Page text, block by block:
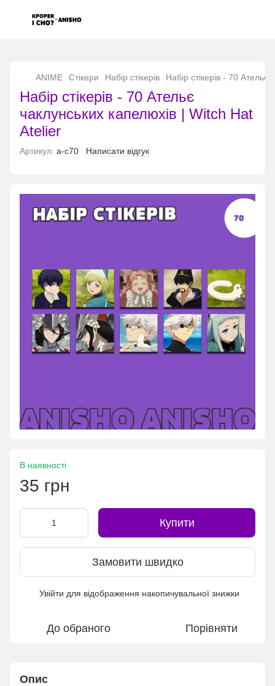
ANIME Стікери Набір стікерів Набір стікерів - 70
Набір стікерів - 70 Ательє
чаклунських капелюхів | Witch Hat
Atelier
Артикул: а-с70 Написати відгук
В наявності
35 грн
Купити
Замовити швидко
Увійти для відображення накопичувальної знижки
До обраного Порівняти
Опис